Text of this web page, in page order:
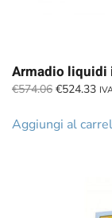
Armadio liquidi
€574.06 Il
originale
€524.33Il
Aggiungi al